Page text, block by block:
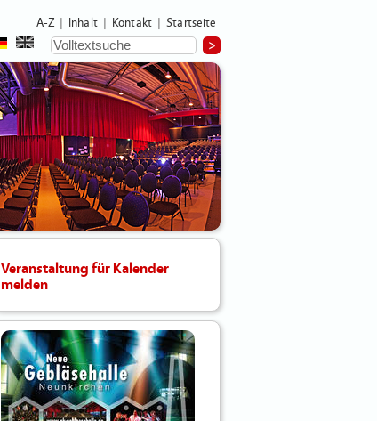
A-Z Inhalt Kontakt Startseite
Veranstaltung für Kalender
melden